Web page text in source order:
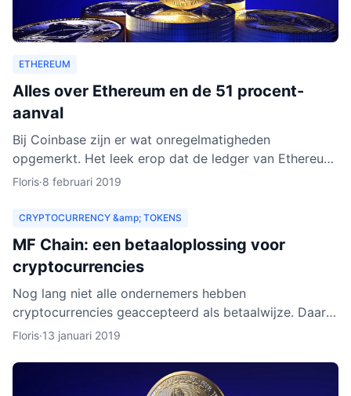
ETHEREUM
Alles over Ethereum en de 51 procent-
aanval
Bij Coinbase zijn er wat onregelmatigheden
opgemerkt. Het leek erop dat de ledger van Ethereum
Classic werd herschreven. Dat zou betekenen dat
Floris·8 februari 2019
CRYPTOCURRENCY &amp; TOKENS
MF Chain: een betaaloplossing voor
cryptocurrencies
Nog lang niet alle ondernemers hebben
cryptocurrencies geaccepteerd als betaalwijze. Daar
wil MF Chain een verandering in maken. Het bedrijf wil
Floris·13 januari 2019